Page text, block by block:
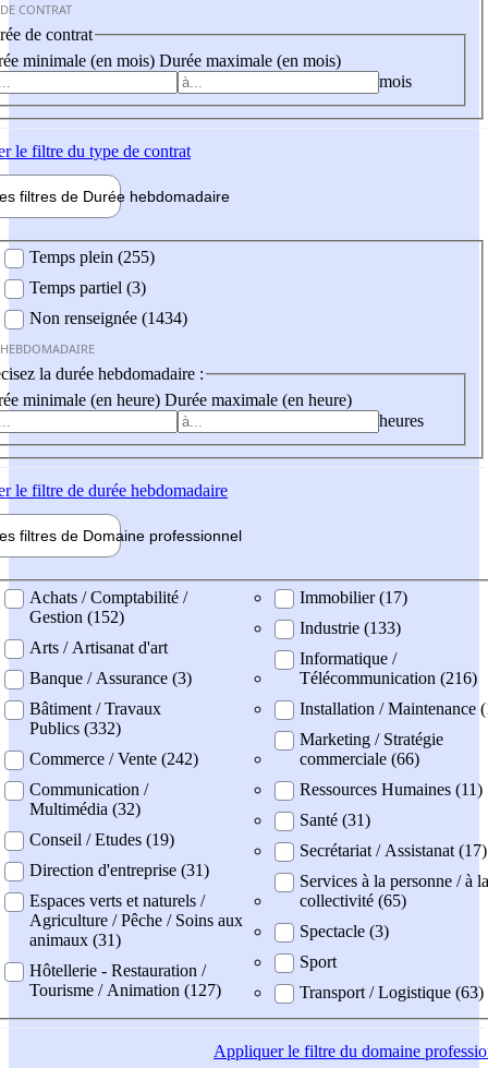
CONTRAT
de contrat
minimale (en mois) Durée maximale (en mois)
mois
le filtre du type de contrat
filtres de Durée hebdomadaire
Temps plein (255)
Temps partiel (3)
Non renseignée (1434)
la durée hebdomadaire :
minimale (en heure) Durée maximale (en heure)
heures
le filtre de durée hebdomadaire
filtres de Domaine professionnel
professionel
Achats / Comptabilité /
Gestion (152)
Arts / Artisanat d'art
Banque / Assurance (3)
Bâtiment / Travaux
Publics (332)
Commerce / Vente (242)
Communication /
Multimédia (32)
Conseil / Etudes (19)
Direction d'entreprise (31)
Espaces verts et naturels /
Agriculture / Pêche / Soins aux
animaux (31)
Hôtellerie - Restauration /
Tourisme / Animation (127)
Immobilier (17)
Industrie (133)
Informatique /
Télécommunication (216)
Installation / Maintenance
Marketing / Stratégie
commerciale (66)
Ressources Humaines (11)
Santé (31)
Secrétariat / Assistanat (17)
Services à la personne / à la
collectivité (65)
Spectacle (3)
Sport
Transport / Logistique (63)
Appliquerle filtre du domaine